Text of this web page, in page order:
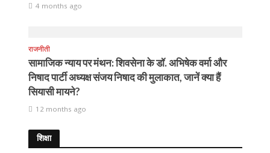
4 months ago
राजनीती
सामाजिक न्याय पर मंथन: शिवसेना के डॉ. अभिषेक वर्मा और
निषाद पार्टी अध्यक्ष संजय निषाद की मुलाकात, जानें क्या हैं
सियासी मायने?
12 months ago
शिक्षा